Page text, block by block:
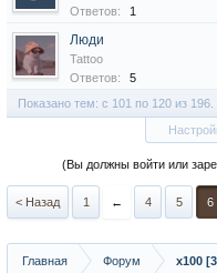
Ответов:
1
Люди
Tattoo
Ответов:
5
Показано тем: с 101 по 120 из 196.
(Вы должны войти или
< Назад 1 ← 4 5 6
Главная Форум х100